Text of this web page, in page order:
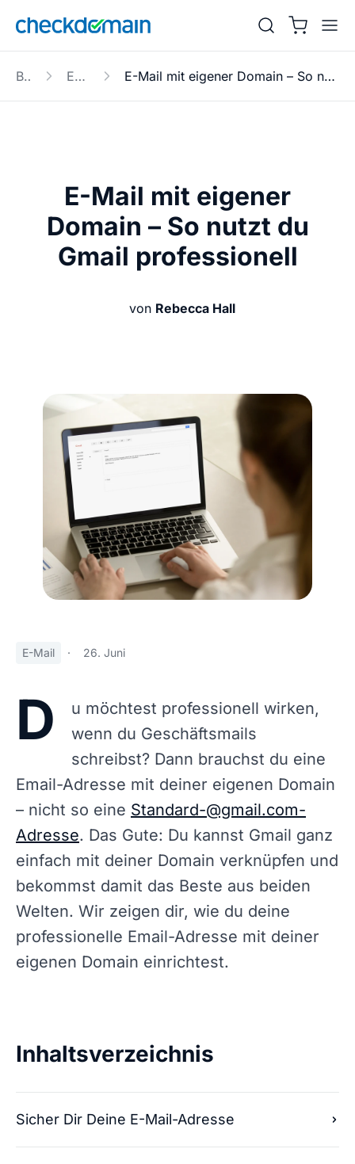
Blog E-Mail E-Mail mit eigener Domain – So nutzt du Gmail professionell
E-Mail mit eigener
Domain – So nutzt du
Gmail professionell
von Rebecca Hall
E-Mail · 26. Juni
D
u möchtest professionell wirken,
wenn du Geschäftsmails
schreibst? Dann brauchst du eine
Email-Adresse mit deiner eigenen Domain
– nicht so eine Standard-@gmail.com-
Adresse. Das Gute: Du kannst Gmail ganz
einfach mit deiner Domain verknüpfen und
bekommst damit das Beste aus beiden
Welten. Wir zeigen dir, wie du deine
professionelle Email-Adresse mit deiner
eigenen Domain einrichtest.
Inhaltsverzeichnis
Sicher Dir Deine E-Mail-Adresse